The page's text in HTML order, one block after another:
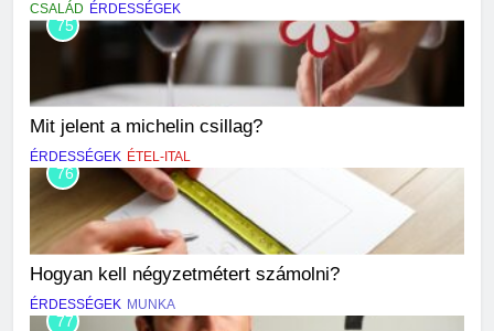
CSALÁD ÉRDESSÉGEK
75
Mit jelent a michelin csillag?
ÉRDESSÉGEK ÉTEL-ITAL
76
Hogyan kell négyzetmétert számolni?
ÉRDESSÉGEK MUNKA
77